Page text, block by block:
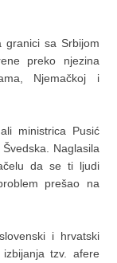
granici sa Srbijom
preko njezina
Njemačkoj i
ministrica Pusić
Naglasila
da se ti ljudi
prešao na
i hrvatski
tzv. afere